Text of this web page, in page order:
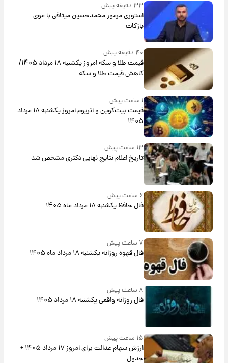
۳۳ دقیقه پیش
استوری مرموز محمدحسین میثاقی با موی
بازکات
۴۰ دقیقه پیش
قیمت طلا و سکه امروز یکشنبه ۱۸ مرداد ۱۴۰۵/
کاهش قیمت طلا و سکه
۱ ساعت پیش
قیمت بیت‌کوین و اتریوم امروز یکشنبه ۱۸ مرداد
۱۴۰۵
۱۳ ساعت پیش
تاریخ اعلام نتایج نهایی دکتری مشخص شد
۶ ساعت پیش
فال حافظ یکشنبه ۱۸ مرداد ماه ۱۴۰۵
۷ ساعت پیش
فال قهوه روزانه یکشنبه ۱۸ مرداد ماه ۱۴۰۵
۸ ساعت پیش
فال روزانه واقعی یکشنبه ۱۸ مرداد ۱۴۰۵
۱۵ ساعت پیش
ارزش سهام عدالت برای امروز ۱۷ مرداد ۱۴۰۵ +
جدول